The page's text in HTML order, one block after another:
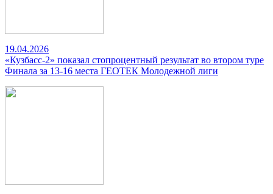
19.04.2026
«Кузбасс-2» показал стопроцентный результат во втором туре
Финала за 13-16 места ГЕОТЕК Молодежной лиги